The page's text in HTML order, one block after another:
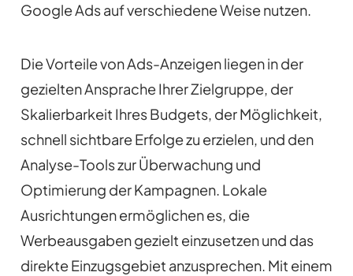
Google Ads auf verschiedene Weise nutzen.
Die Vorteile von Ads-Anzeigen liegen in der
gezielten Ansprache Ihrer Zielgruppe, der
Skalierbarkeit Ihres Budgets, der Möglichkeit,
schnell sichtbare Erfolge zu erzielen, und den
Analyse-Tools zur Überwachung und
Optimierung der Kampagnen. Lokale
Ausrichtungen ermöglichen es, die
Werbeausgaben gezielt einzusetzen und das
direkte Einzugsgebiet anzusprechen. Mit einem